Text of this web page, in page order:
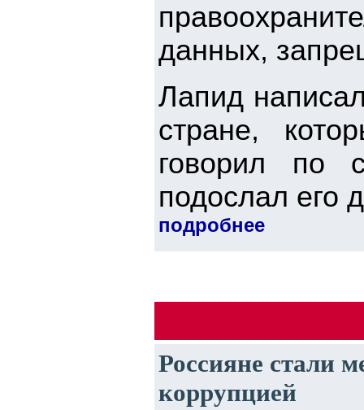
данных,
Лапид
стране,
говорил по
подослал его
подробнее
Россияне стали
коррупцией